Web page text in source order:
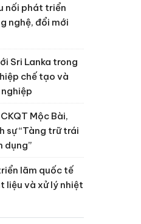
nối phát triển
nghệ, đổi mới
Sri Lanka trong
chế tạo và
Mộc Bài,
sự “Tàng trữ trái
dụng”
lãm quốc tế
liệu và xử lý nhiệt